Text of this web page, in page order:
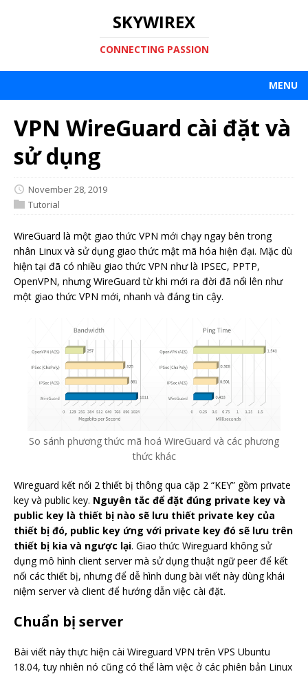
SKYWIREX
CONNECTING PASSION
MENU
VPN WireGuard cài đặt và
sử dụng
November 28, 2019
Tutorial
WireGuard là một giao thức VPN mới chạy ngay bên trong
nhân Linux và sử dụng giao thức mật mã hóa hiện đại. Mặc dù
hiện tại đã có nhiều giao thức VPN như là IPSEC, PPTP,
OpenVPN, nhưng WireGuard từ khi mới ra đời đã nổi lên như
một giao thức VPN mới, nhanh và đáng tin cậy.
So sánh phương thức mã hoá WireGuard và các phương
thức khác
Wireguard kết nối 2 thiết bị thông qua cặp 2 “KEY” gồm private
key và public key. Nguyên tắc để đặt đúng private key và
public key là thiết bị nào sẽ lưu thiết private key của
thiết bị đó, public key ứng với private key đó sẽ lưu trên
thiết bị kia và ngược lại. Giao thức Wireguard không sử
dụng mô hình client server mà sử dụng thuật ngữ peer để kết
nối các thiết bị, nhưng để dễ hình dung bài viết này dùng khái
niệm server và client để hướng dẫn việc cài đặt.
Chuẩn bị server
Bài viết này thực hiện cài Wireguard VPN trên VPS Ubuntu
18.04, tuy nhiên nó cũng có thể làm việc ở các phiên bản Linux